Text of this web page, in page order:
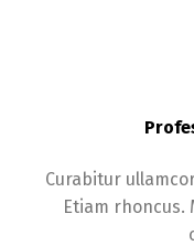
Curabitur
Etiam rhoncus.